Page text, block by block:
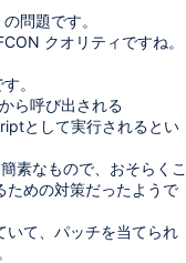
問題です。
クオリティですね。
。
ら呼び出される
として実行されるとい
素なもので、おそらくこ
めの対策だったようで
いて、パッチを当てられ